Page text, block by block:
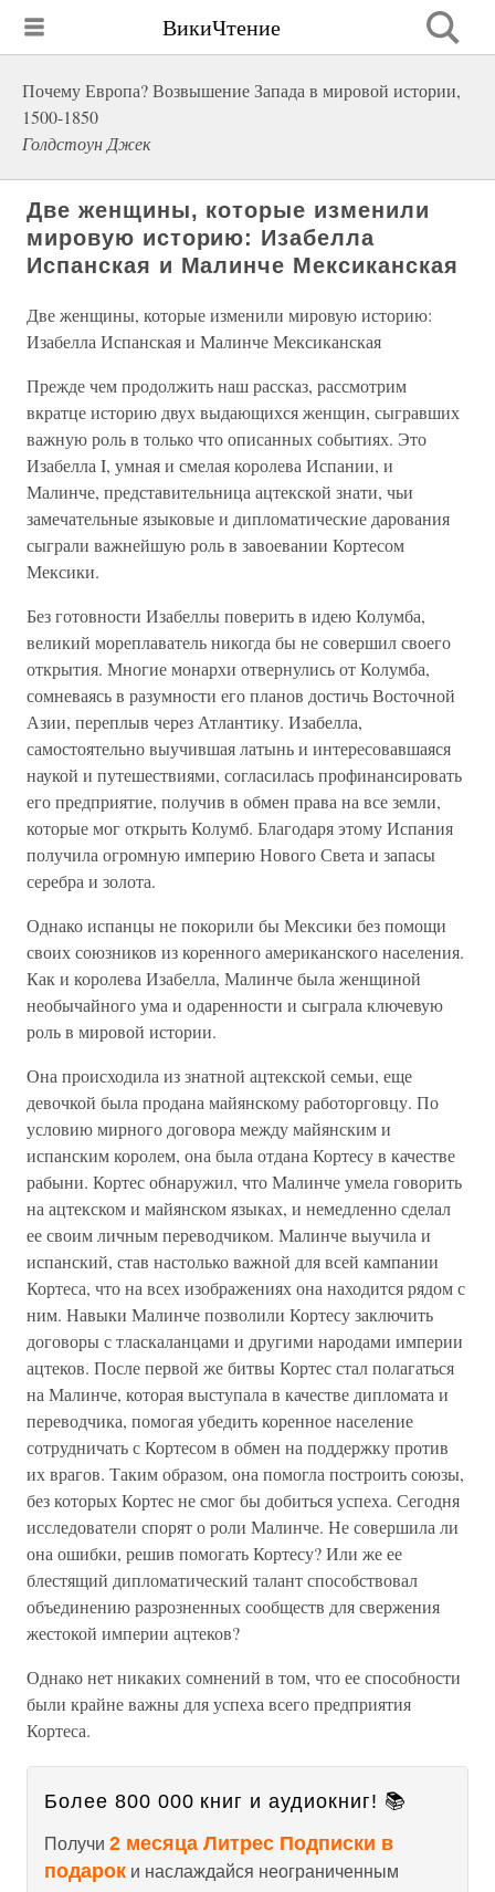
ВикиЧтение
Почему Европа? Возвышение Запада в мировой истории,
1500-1850
Голдстоун Джек
Две женщины, которые изменили
мировую историю: Изабелла
Испанская и Малинче Мексиканская
Две женщины, которые изменили мировую историю:
Изабелла Испанская и Малинче Мексиканская
Прежде чем продолжить наш рассказ, рассмотрим
вкратце историю двух выдающихся женщин, сыгравших
важную роль в только что описанных событиях. Это
Изабелла I, умная и смелая королева Испании, и
Малинче, представительница ацтекской знати, чьи
замечательные языковые и дипломатические дарования
сыграли важнейшую роль в завоевании Кортесом
Мексики.
Без готовности Изабеллы поверить в идею Колумба,
великий мореплаватель никогда бы не совершил своего
открытия. Многие монархи отвернулись от Колумба,
сомневаясь в разумности его планов достичь Восточной
Азии, переплыв через Атлантику. Изабелла,
самостоятельно выучившая латынь и интересовавшаяся
наукой и путешествиями, согласилась профинансировать
его предприятие, получив в обмен права на все земли,
которые мог открыть Колумб. Благодаря этому Испания
получила огромную империю Нового Света и запасы
серебра и золота.
Однако испанцы не покорили бы Мексики без помощи
своих союзников из коренного американского населения.
Как и королева Изабелла, Малинче была женщиной
необычайного ума и одаренности и сыграла ключевую
роль в мировой истории.
Она происходила из знатной ацтекской семьи, еще
девочкой была продана майянскому работорговцу. По
условию мирного договора между майянским и
испанским королем, она была отдана Кортесу в качестве
рабыни. Кортес обнаружил, что Малинче умела говорить
на ацтекском и майянском языках, и немедленно сделал
ее своим личным переводчиком. Малинче выучила и
испанский, став настолько важной для всей кампании
Кортеса, что на всех изображениях она находится рядом с
ним. Навыки Малинче позволили Кортесу заключить
договоры с тласкаланцами и другими народами империи
ацтеков. После первой же битвы Кортес стал полагаться
на Малинче, которая выступала в качестве дипломата и
переводчика, помогая убедить коренное население
сотрудничать с Кортесом в обмен на поддержку против
их врагов. Таким образом, она помогла построить союзы,
без которых Кортес не смог бы добиться успеха. Сегодня
исследователи спорят о роли Малинче. Не совершила ли
она ошибки, решив помогать Кортесу? Или же ее
блестящий дипломатический талант способствовал
объединению разрозненных сообществ для свержения
жестокой империи ацтеков?
Однако нет никаких сомнений в том, что ее способности
были крайне важны для успеха всего предприятия
Кортеса.
Более 800 000 книг и аудиокниг! 📚
Получи 2 месяца Литрес Подписки в
подарок и наслаждайся неограниченным